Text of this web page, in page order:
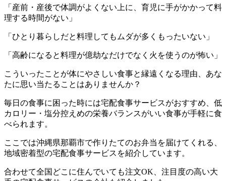
「産前・産後で体調がよくない上に、育児に手がかかって料
理する時間がない」
「ひとり暮らしだと料理してもムダが多くもったいない」
「高齢になると料理が億劫なだけでなく火を使うのが怖い」
こういったことが体にやさしい食事と縁遠くなる理由、あな
たに思い当たることはありませんか？
毎日の食事に困った時には宅配食事サービスがおすすめ、低
カロリー・塩分控えめの栄養バランスがいい食事が手軽に食
べられます。
ここでは沖縄県那覇市で作りたてのお弁当を届けてくれる、
地域密着型の宅配食事サービスを紹介しています。
合わせて全国どこに住んでいても注文OK、注目度の高い大